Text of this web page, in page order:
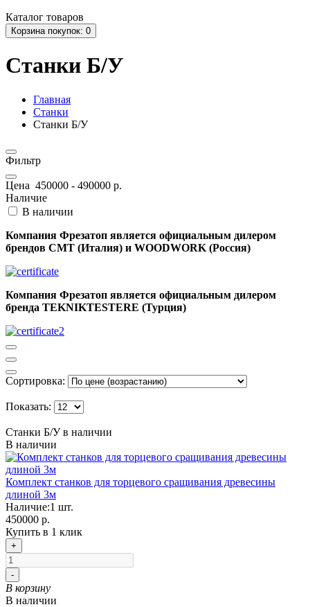
Каталог товаров
Корзинапокупок: 0
Станки Б/У
Главная
Станки
Станки Б/У
Фильтр
Цена 450000 - 490000 р.
Наличие
В наличии
Компания Фрезатоп является официальным дилером
брендов CMT (Италия) и WOODWORK (Россия)
Компания Фрезатоп является официальным дилером
бренда TEKNIKTESTERE (Турция)
Сортировка:
Показать:
Станки Б/У в наличии
В наличии
Комплект станков для торцевого сращивания древесины
длиной 3м
Наличие:1 шт.
450000 р.
Купить в 1 клик
+
-
В корзину
В наличии